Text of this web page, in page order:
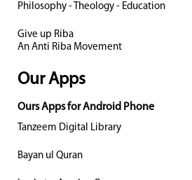
Philosophy - Theology - Education
Give up Riba
An Anti Riba Movement
Our Apps
Ours Apps for Android Phone
Tanzeem Digital Library
Bayan ul Quran